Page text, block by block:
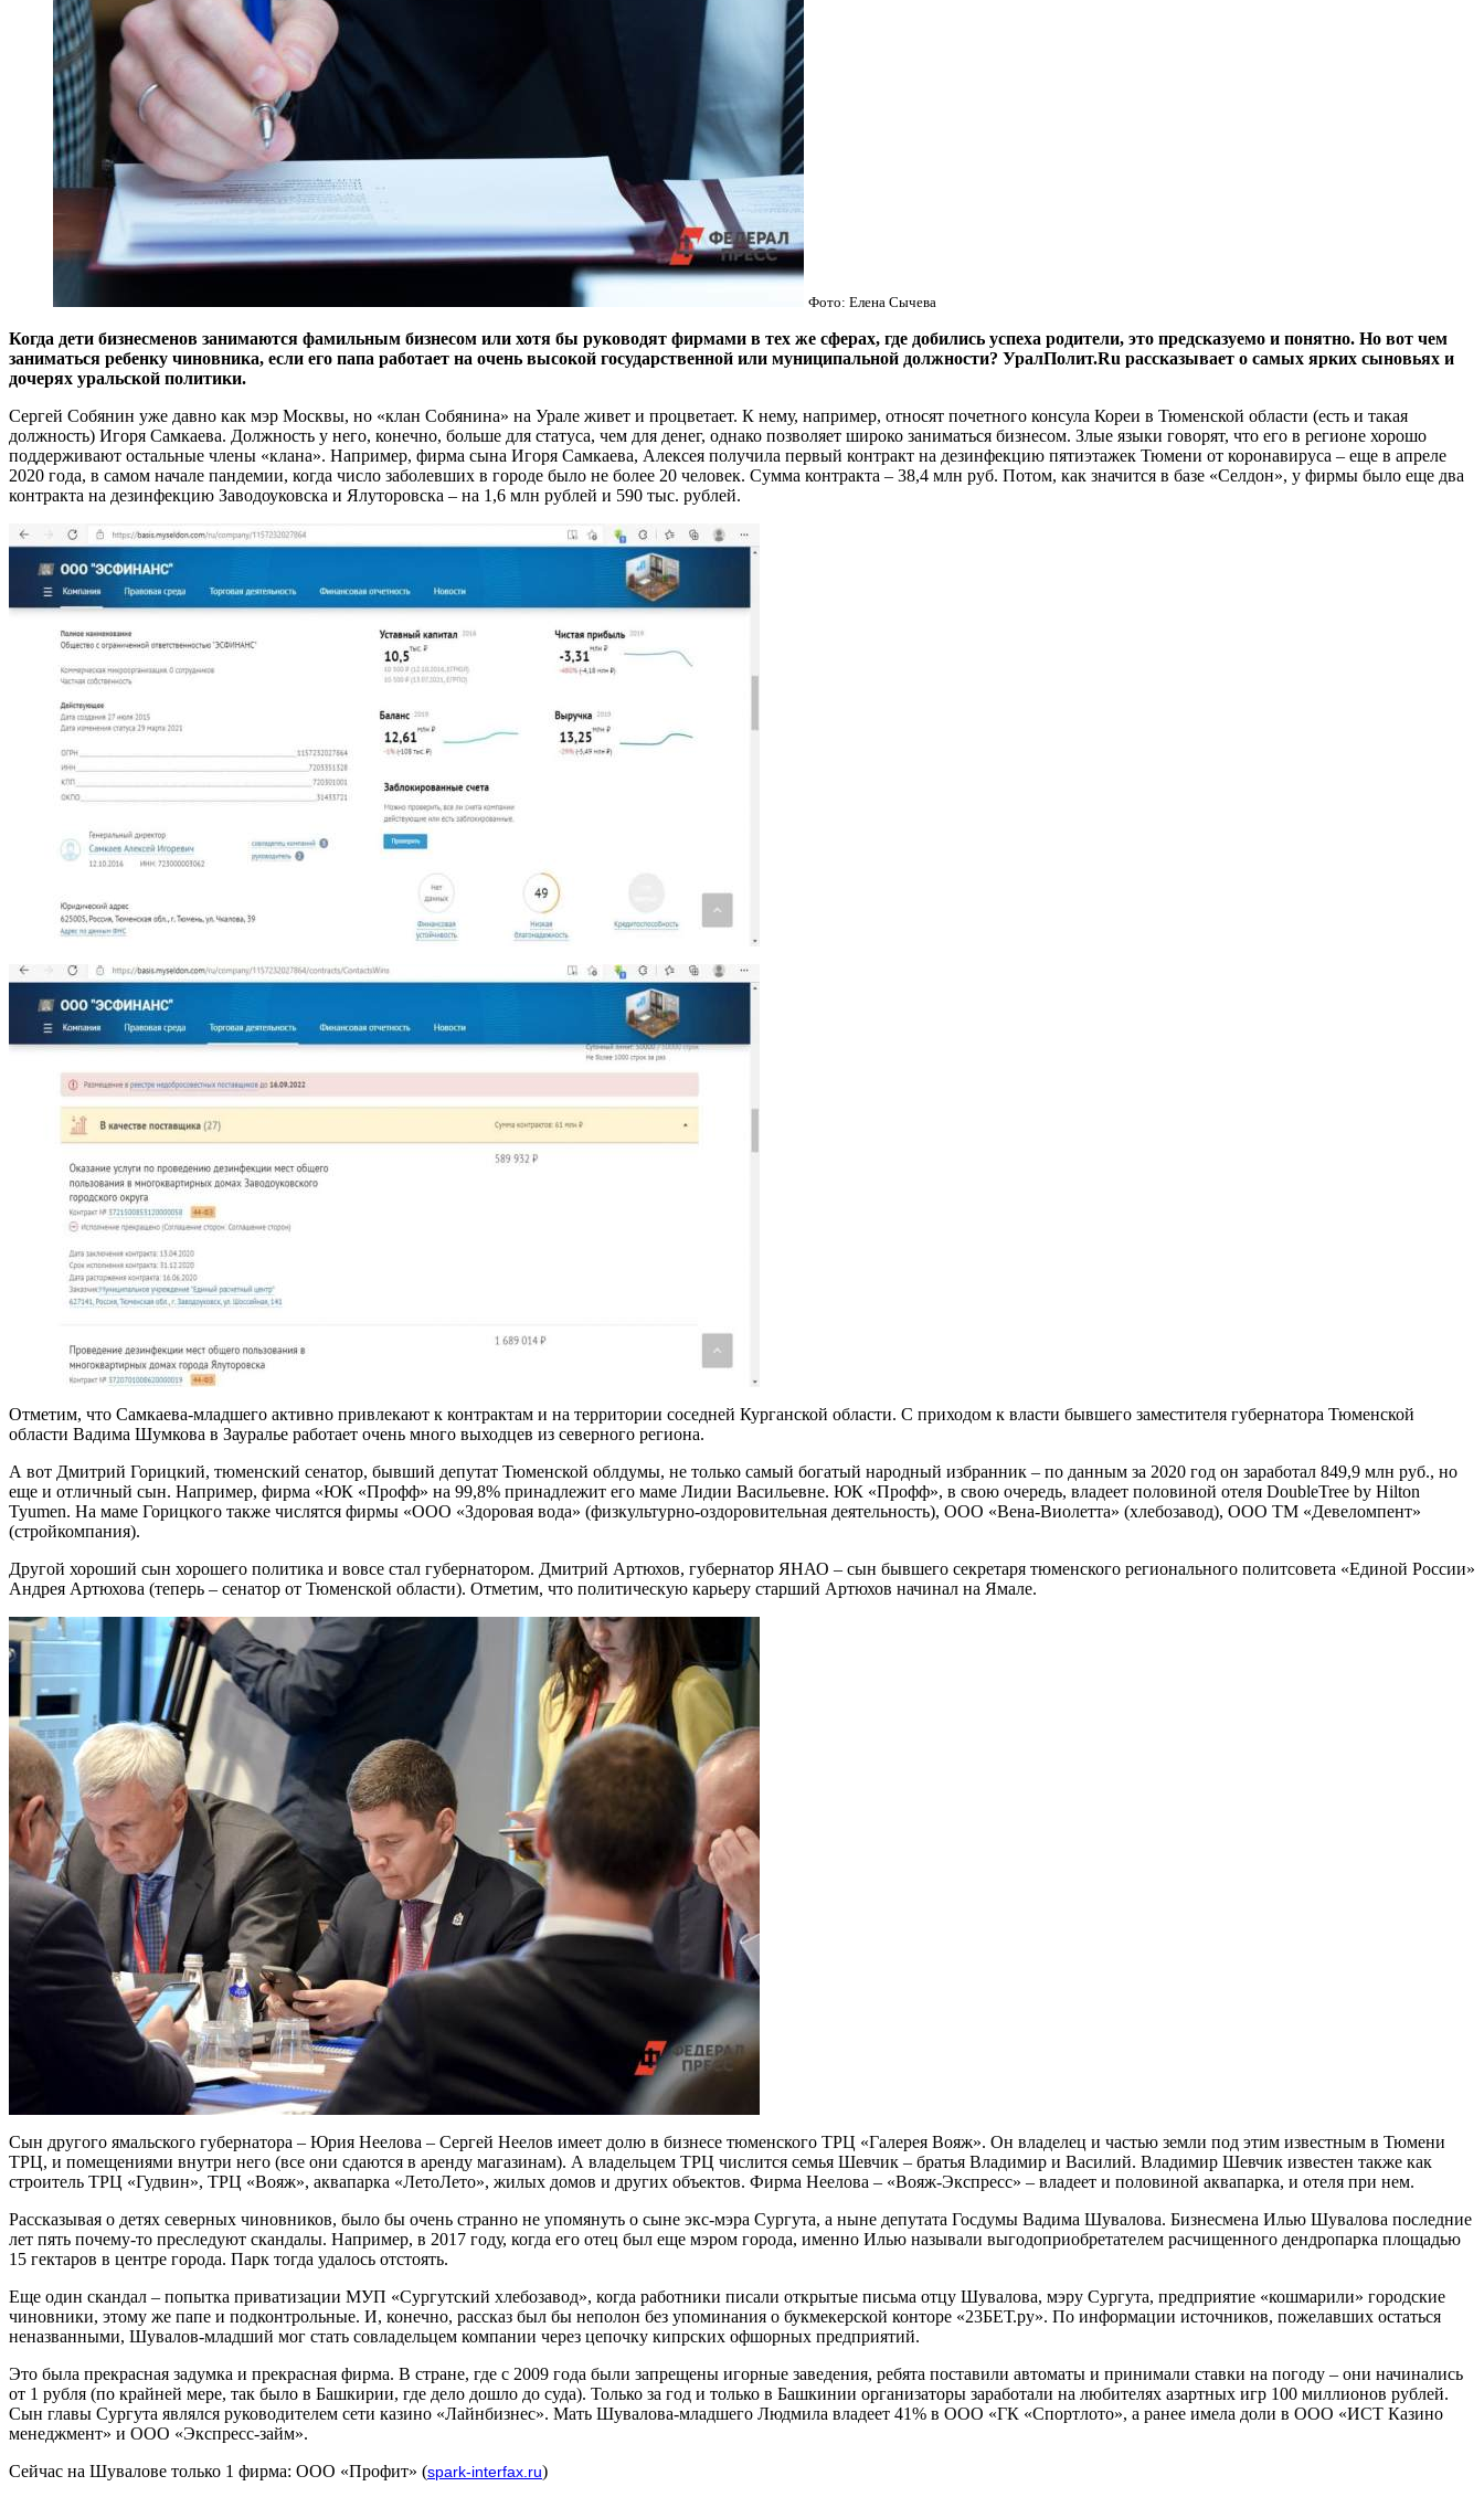
Фото: Елена Сычева
Когда дети бизнесменов занимаются фамильным бизнесом или хотя бы руководят фирмами в тех же сферах, где добились успеха родители, это предсказуемо и понятно. Но вот чем
заниматься ребенку чиновника, если его папа работает на очень высокой государственной или муниципальной должности? УралПолит.Ru рассказывает о самых ярких сыновьях и
дочерях уральской политики.
Сергей Собянин уже давно как мэр Москвы, но «клан Собянина» на Урале живет и процветает. К нему, например, относят почетного консула Кореи в Тюменской области (есть и такая
должность) Игоря Самкаева. Должность у него, конечно, больше для статуса, чем для денег, однако позволяет широко заниматься бизнесом. Злые языки говорят, что его в регионе хорошо
поддерживают остальные члены «клана». Например, фирма сына Игоря Самкаева, Алексея получила первый контракт на дезинфекцию пятиэтажек Тюмени от коронавируса – еще в апреле
2020 года, в самом начале пандемии, когда число заболевших в городе было не более 20 человек. Сумма контракта – 38,4 млн руб. Потом, как значится в базе «Селдон», у фирмы было еще два
контракта на дезинфекцию Заводоуковска и Ялуторовска – на 1,6 млн рублей и 590 тыс. рублей.
Отметим, что Самкаева-младшего активно привлекают к контрактам и на территории соседней Курганской области. С приходом к власти бывшего заместителя губернатора Тюменской
области Вадима Шумкова в Зауралье работает очень много выходцев из северного региона.
А вот Дмитрий Горицкий, тюменский сенатор, бывший депутат Тюменской облдумы, не только самый богатый народный избранник – по данным за 2020 год он заработал 849,9 млн руб., но
еще и отличный сын. Например, фирма «ЮК «Профф» на 99,8% принадлежит его маме Лидии Васильевне. ЮК «Профф», в свою очередь, владеет половиной отеля DoubleTree by Hilton
Tyumen. На маме Горицкого также числятся фирмы «ООО «Здоровая вода» (физкультурно-оздоровительная деятельность), ООО «Вена-Виолетта» (хлебозавод), ООО ТМ «Девеломпент»
(стройкомпания).
Другой хороший сын хорошего политика и вовсе стал губернатором. Дмитрий Артюхов, губернатор ЯНАО – сын бывшего секретаря тюменского регионального политсовета «Единой России»
Андрея Артюхова (теперь – сенатор от Тюменской области). Отметим, что политическую карьеру старший Артюхов начинал на Ямале.
Сын другого ямальского губернатора – Юрия Неелова – Сергей Неелов имеет долю в бизнесе тюменского ТРЦ «Галерея Вояж». Он владелец и частью земли под этим известным в Тюмени
ТРЦ, и помещениями внутри него (все они сдаются в аренду магазинам). А владельцем ТРЦ числится семья Шевчик – братья Владимир и Василий. Владимир Шевчик известен также как
строитель ТРЦ «Гудвин», ТРЦ «Вояж», аквапарка «ЛетоЛето», жилых домов и других объектов. Фирма Неелова – «Вояж-Экспресс» – владеет и половиной аквапарка, и отеля при нем.
Рассказывая о детях северных чиновников, было бы очень странно не упомянуть о сыне экс-мэра Сургута, а ныне депутата Госдумы Вадима Шувалова. Бизнесмена Илью Шувалова последние
лет пять почему-то преследуют скандалы. Например, в 2017 году, когда его отец был еще мэром города, именно Илью называли выгодоприобретателем расчищенного дендропарка площадью
15 гектаров в центре города. Парк тогда удалось отстоять.
Еще один скандал – попытка приватизации МУП «Сургутский хлебозавод», когда работники писали открытые письма отцу Шувалова, мэру Сургута, предприятие «кошмарили» городские
чиновники, этому же папе и подконтрольные. И, конечно, рассказ был бы неполон без упоминания о букмекерской конторе «23БЕТ.ру». По информации источников, пожелавших остаться
неназванными, Шувалов-младший мог стать совладельцем компании через цепочку кипрских офшорных предприятий.
Это была прекрасная задумка и прекрасная фирма. В стране, где с 2009 года были запрещены игорные заведения, ребята поставили автоматы и принимали ставки на погоду – они начинались
от 1 рубля (по крайней мере, так было в Башкирии, где дело дошло до суда). Только за год и только в Башкинии организаторы заработали на любителях азартных игр 100 миллионов рублей.
Сын главы Сургута являлся руководителем сети казино «Лайнбизнес». Мать Шувалова-младшего Людмила владеет 41% в ООО «ГК «Спортлото», а ранее имела доли в ООО «ИСТ Казино
менеджмент» и ООО «Экспресс-займ».
Сейчас на Шувалове только 1 фирма: ООО «Профит» (spark-interfax.ru)